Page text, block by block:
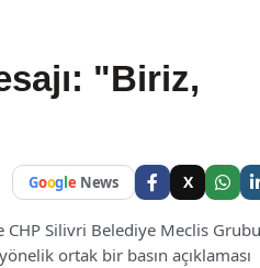
"Biriz,
Goog e News X
CHP Silivri Belediye Meclis
ortak bir basın açıklaması